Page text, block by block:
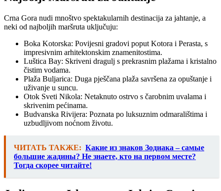
Crna Gora nudi mnoštvo spektakularnih destinacija za jahtanje, a
neki od najboljih maršruta uključuju:
Boka Kotorska: Povijesni gradovi poput Kotora i Perasta, s
impresivnim arhitektonskim znamenitostima.
Luštica Bay: Skriveni dragulj s prekrasnim plažama i kristalno
čistim vodama.
Plaža Buljarica: Duga pješčana plaža savršena za opuštanje i
uživanje u suncu.
Otok Sveti Nikola: Netaknuto ostrvo s čarobnim uvalama i
skrivenim pećinama.
Budvanska Rivijera: Poznata po luksuznim odmaralištima i
uzbudljivom noćnom životu.
ЧИТАТЬ ТАКЖЕ: Какие из знаков Зодиака – самые
большие жадины? Не знаете, кто на первом месте?
Тогда скорее читайте!